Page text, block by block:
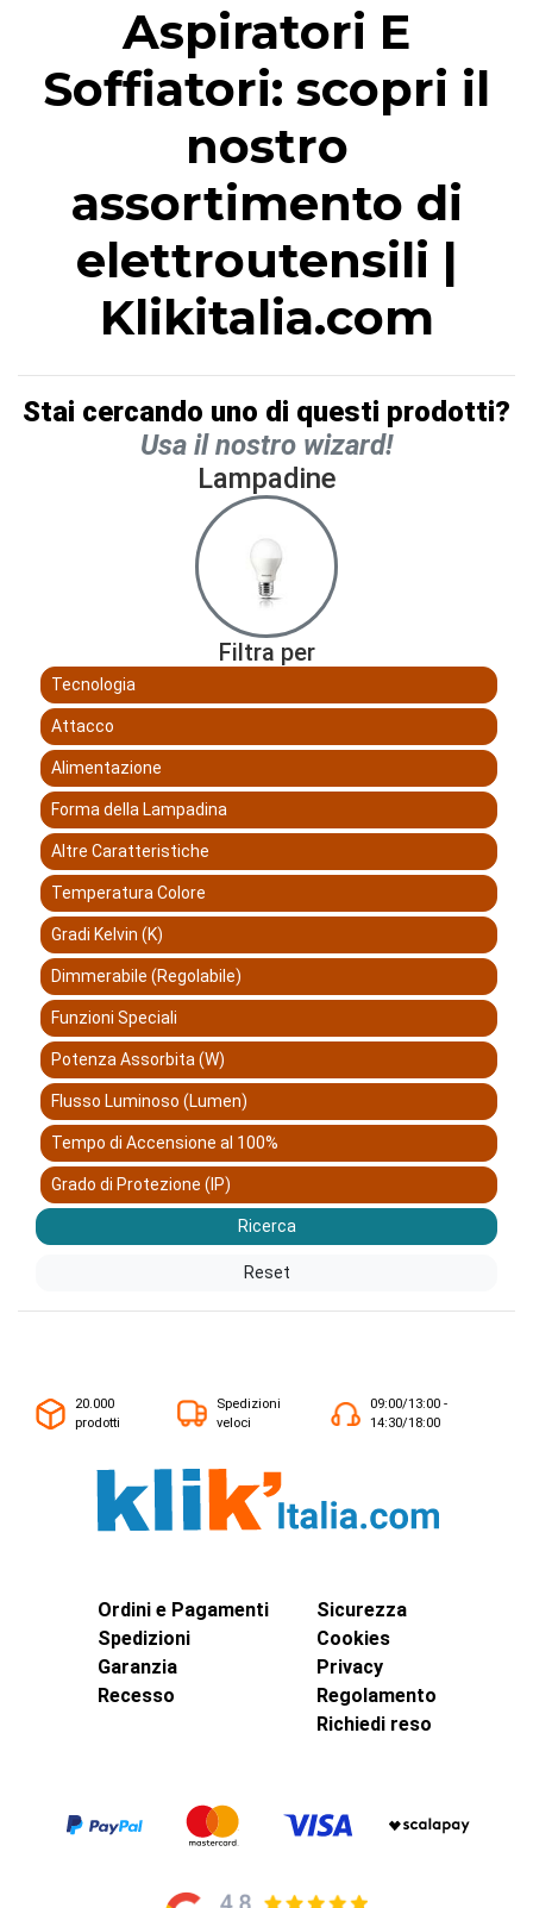
Aspiratori E
Soffiatori: scopri il
nostro
assortimento di
elettroutensili |
Klikitalia.com
Stai cercando uno di questi prodotti?
Usa il nostro wizard!
Lampadine
Filtra per
Tecnologia
Attacco
Alimentazione
Forma della Lampadina
Altre Caratteristiche
Temperatura Colore
Gradi Kelvin (K)
Dimmerabile (Regolabile)
Funzioni Speciali
Potenza Assorbita (W)
Flusso Luminoso (Lumen)
Tempo di Accensione al 100%
Grado di Protezione (IP)
Ricerca
Reset
20.000
prodotti
Spedizioni
veloci
09:00/13:00 -
14:30/18:00
Ordini e Pagamenti
Spedizioni
Garanzia
Recesso
Sicurezza
Cookies
Privacy
Regolamento
Richiedi reso